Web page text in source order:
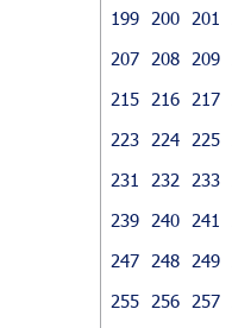
199
200 201
207
208 209
215
216 217
223
224 225
231
232 233
239
240 241
247
248 249
255
256 257